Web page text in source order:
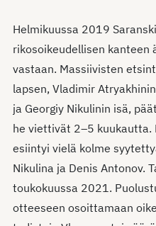
Helmikuussa 2019
rikosoikeudellisen kanteen
vastaan. Massiivisten
lapsen, Vladimir
ja Georgiy Nikulinin isä,
he viettivät 2–5 kuukautta.
esiintyi vielä kolme
Nikulina ja Denis Antonov.
toukokuussa 2021.
otteeseen osoittamaan